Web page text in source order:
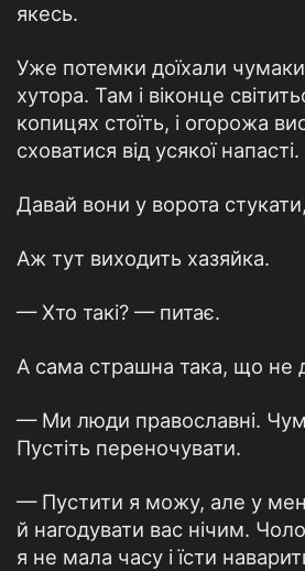
якесь.
Уже потемки доїхали
хутора. Там і віконце
копицях стоїть, і огорожа
сховатися від усякої напасті.
Давай вони у ворота
Аж тут виходить хазяйка.
— Хто такі? — питає.
А сама страшна така, що не
— Ми люди православні.
Пустіть переночувати.
— Пустити я можу, але у
й нагодувати вас нічим.
я не мала часу і їсти